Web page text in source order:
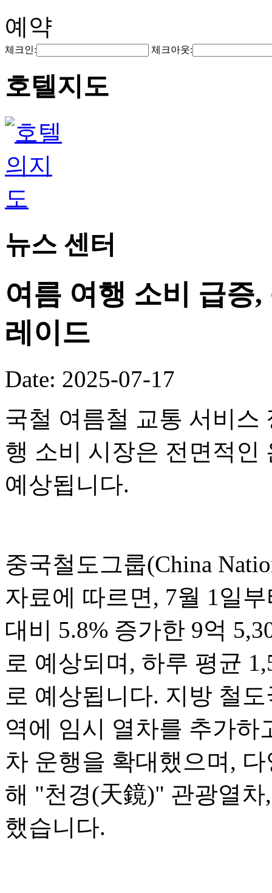
예약
체크인: 체크아웃:
호텔지도
뉴스 센터
여름 여행 소비 급증
레이드
Date: 2025-07-17
국철 여름철 교통 서비스
행 소비 시장은 전면적인
예상됩니다.
중국철도그룹(China
자료에 따르면, 7월 1일
대비 5.8% 증가한 9억
로 예상되며, 하루 평균
로 예상됩니다. 지방 철
역에 임시 열차를 추가하
차 운행을 확대했으며,
해 "천경(天鏡)" 관광열
했습니다.